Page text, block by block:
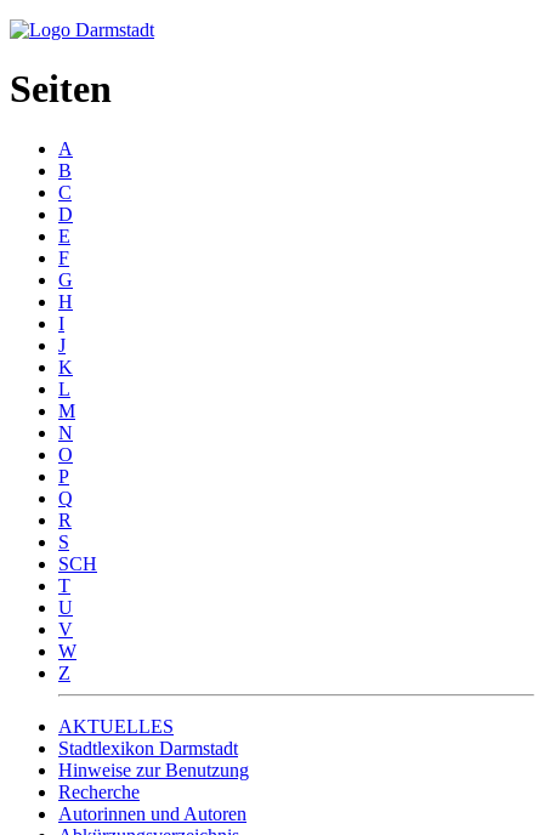
Seiten
A
B
C
D
E
F
G
H
I
J
K
L
M
N
O
P
Q
R
S
SCH
T
U
V
W
Z
AKTUELLES
Stadtlexikon Darmstadt
Hinweise zur Benutzung
Recherche
Autorinnen und Autoren